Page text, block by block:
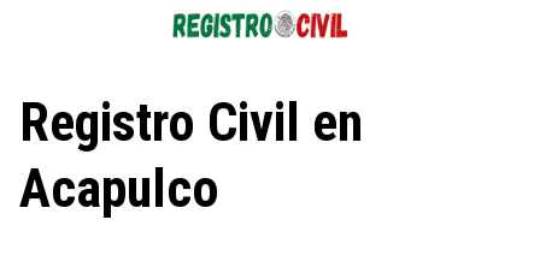
Registro Civil en
Acapulco